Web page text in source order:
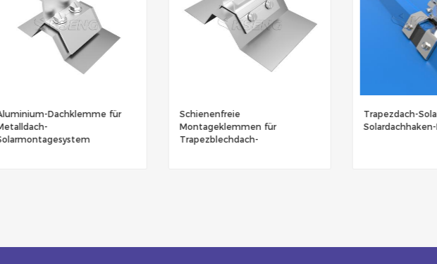
Dachklemme für
Schienenfreie
Montageklemmen für
Trapezblechdach-
Trapezdach-Solarklemme
Solardachhaken-Kit